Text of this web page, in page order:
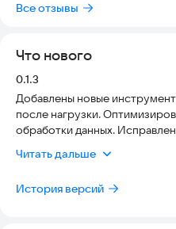
Пробное тестирование в
Все отзывы
Что нового
Версия:
0.1.3
Добавлены новые
после нагрузки.
обработки данных.
Читать дальше
История версий